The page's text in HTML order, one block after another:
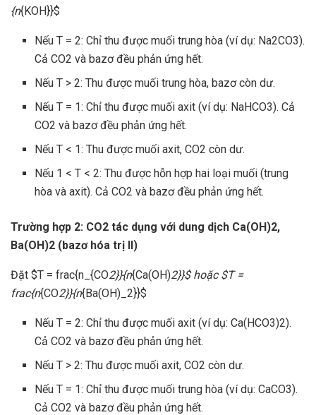
{n{KOH}}$
Nếu T = 2: Chỉ thu được muối trung hòa (ví dụ: Na2CO3).
Cả CO2 và bazơ đều phản ứng hết.
Nếu T > 2: Thu được muối trung hòa, bazơ còn dư.
Nếu T = 1: Chỉ thu được muối axit (ví dụ: NaHCO3). Cả
CO2 và bazơ đều phản ứng hết.
Nếu T < 1: Thu được muối axit, CO2 còn dư.
Nếu 1 < T < 2: Thu được hỗn hợp hai loại muối (trung
hòa và axit). Cả CO2 và bazơ đều phản ứng hết.
Trường hợp 2: CO2 tác dụng với dung dịch Ca(OH)2,
Ba(OH)2 (bazơ hóa trị II)
Đặt $T = frac{n_{CO2}}{n{Ca(OH)2}}$ hoặc $T =
frac{n{CO2}}{n{Ba(OH)_2}}$
Nếu T = 2: Chỉ thu được muối axit (ví dụ: Ca(HCO3)2).
Cả CO2 và bazơ đều phản ứng hết.
Nếu T > 2: Thu được muối axit, CO2 còn dư.
Nếu T = 1: Chỉ thu được muối trung hòa (ví dụ: CaCO3).
Cả CO2 và bazơ đều phản ứng hết.